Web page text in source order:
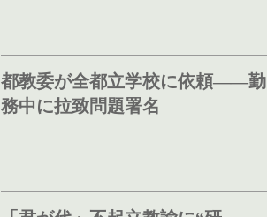
都教委が全都立学校に依頼――勤
務中に拉致問題署名